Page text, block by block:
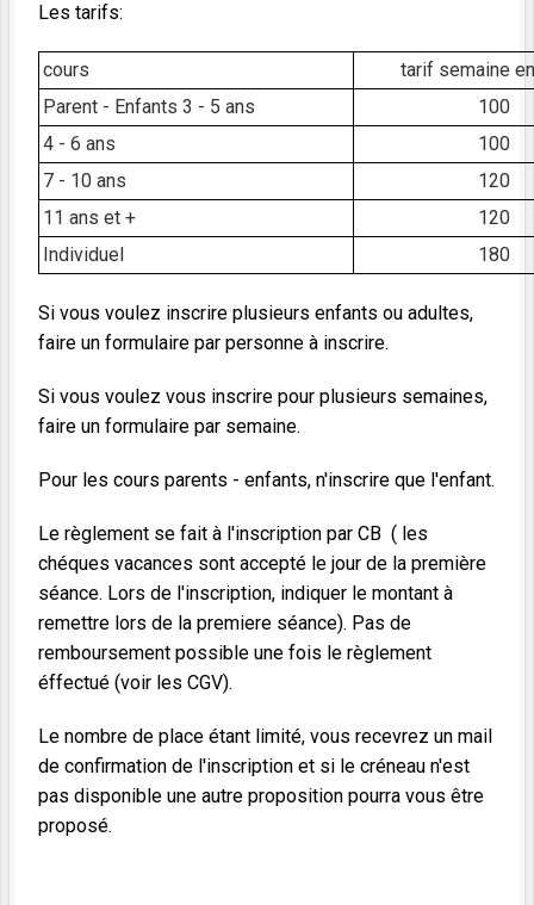
Les tarifs:
cours
tarif semaine
Parent - Enfants 3 - 5 ans
100
4 - 6 ans
100
7 - 10 ans
120
11 ans et +
120
Individuel
180
Si vous voulez inscrire plusieurs enfants ou adultes,
faire un formulaire par personne à inscrire.
Si vous voulez vous inscrire pour plusieurs semaines,
faire un formulaire par semaine.
Pour les cours parents - enfants, n'inscrire que l'enfant.
Le règlement se fait à l'inscription par CB ( les
chéques vacances sont accepté le jour de la première
séance. Lors de l'inscription, indiquer le montant à
remettre lors de la premiere séance). Pas de
remboursement possible une fois le règlement
éffectué (voir les CGV).
Le nombre de place étant limité, vous recevrez un mail
de confirmation de l'inscription et si le créneau n'est
pas disponible une autre proposition pourra vous être
proposé.